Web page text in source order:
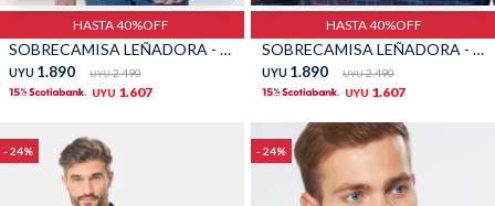
HASTA 40%OFF
SOBRECAMISA LEÑADORA - Azul oscuro
UYU 1.890 UYU 2.490
UYU 1.607
HASTA 40%OFF
SOBRECAMISA LEÑADORA - Bordo
UYU 1.890 UYU 2.490
UYU 1.607
24 24
Jeans